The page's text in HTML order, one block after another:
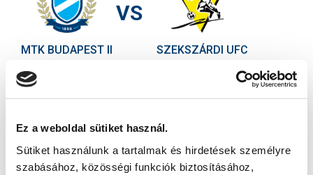
Ez a weboldal sütiket használ.
Sütiket használunk a tartalmak és hirdetések személyre
szabásához, közösségi funkciók biztosításához,
MTK BUDAPEST II
VS
SZEKSZÁRDI UFC
MTK BUDAPEST HÍRLEVÉL
hírlevelünkre: